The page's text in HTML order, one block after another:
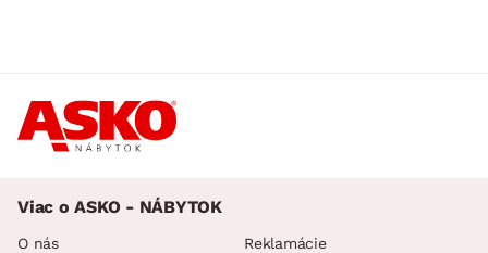
Viac o ASKO - NÁBYTOK
O nás Reklamácie